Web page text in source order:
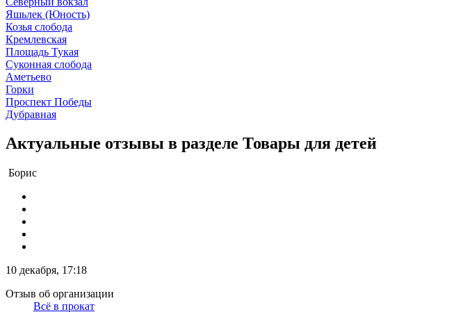
Яшьлек (Юность)
Козья слобода
Кремлевская
Площадь Тукая
Суконная слобода
Аметьево
Горки
Проспект Победы
Дубравная
Актуальные отзывы в разделе Товары для детей
Борис
10 декабря, 17:18
Отзыв об организации
Всё в прокат